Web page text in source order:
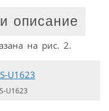
описание
на рис. 2.
U1623